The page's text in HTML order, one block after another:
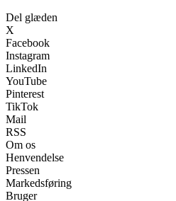
Del glæden
X
Facebook
Instagram
LinkedIn
YouTube
Pinterest
TikTok
Mail
RSS
Om os
Henvendelse
Pressen
Markedsføring
Bruger